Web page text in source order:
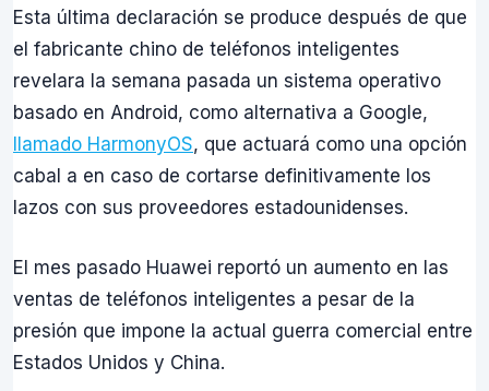
Esta última declaración se produce después de que
el fabricante chino de teléfonos inteligentes
revelara la semana pasada un sistema operativo
basado en Android, como alternativa a Google,
llamado HarmonyOS, que actuará como una opción
cabal a en caso de cortarse definitivamente los
lazos con sus proveedores estadounidenses.
El mes pasado Huawei reportó un aumento en las
ventas de teléfonos inteligentes a pesar de la
presión que impone la actual guerra comercial entre
Estados Unidos y China.